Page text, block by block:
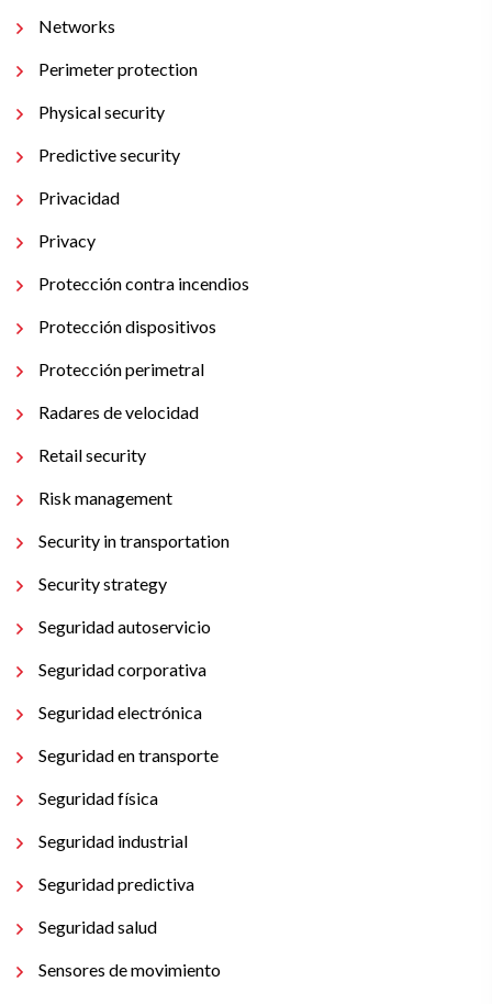
Networks
Perimeter protection
Physical security
Predictive security
Privacidad
Privacy
Protección contra incendios
Protección dispositivos
Protección perimetral
Radares de velocidad
Retail security
Risk management
Security in transportation
Security strategy
Seguridad autoservicio
Seguridad corporativa
Seguridad electrónica
Seguridad en transporte
Seguridad física
Seguridad industrial
Seguridad predictiva
Seguridad salud
Sensores de movimiento